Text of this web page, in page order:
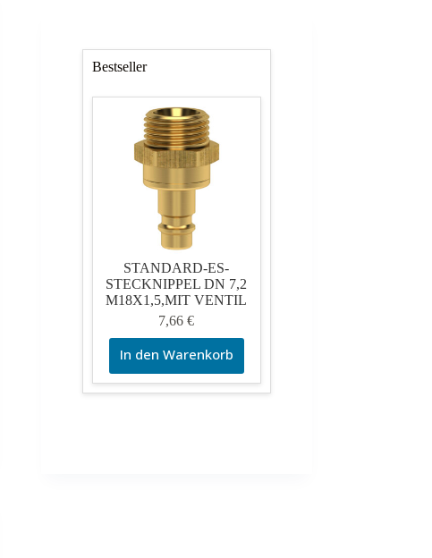
Bestseller
STANDARD-ES-
STECKNIPPEL DN 7,2
M18X1,5,MIT VENTIL
7,66€
In den Warenkorb